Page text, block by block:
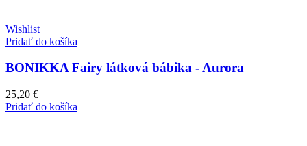
Wishlist
Pridať do košíka
BONIKKA Fairy látková bábika - Aurora
25,20 €
Pridať do košíka